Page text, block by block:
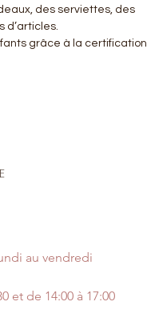
des serviettes, des
d’articles.
grâce à la certification
au vendredi
et de 14:00 à 17:00